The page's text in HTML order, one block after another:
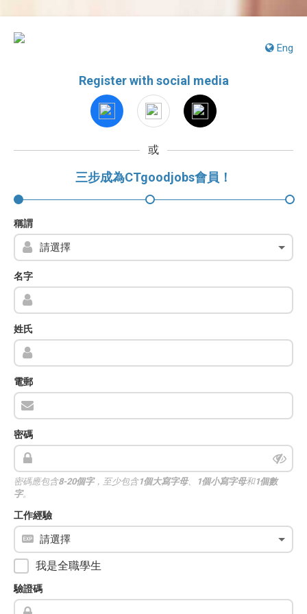
Eng
Register with social media
或
三步成為CTgoodjobs會員！
稱謂
名字
姓氏
電郵
密碼
密碼應包含8-20個字，至少包含1個大寫字母、 1個小寫字母和1個數
字。
工作經驗
我是全職學生
驗證碼